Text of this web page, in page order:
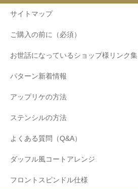
サイトマップ
ご購入の前に（必須）
お世話になっているショップ様リンク集
パターン新着情報
アップリケの方法
ステンシルの方法
よくある質問（Q&A）
ダッフル風コートアレンジ
フロントスピンドル仕様